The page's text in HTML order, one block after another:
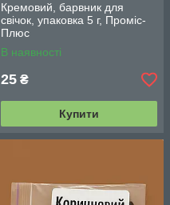
Кремовий, барвник для
свічок, упаковка 5 г, Проміс-
Плюс
В наявності
25 ₴
Купити